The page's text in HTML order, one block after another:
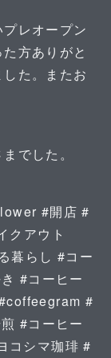
レオープン
方ありがと
た。またお
でした。
#開店 #
クアウト
暮らし #コー
#コーヒー
#
#コーヒー
コシマ珈琲 #